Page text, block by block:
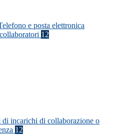
e posta elettronica
12
di incarichi di collaborazione o
12